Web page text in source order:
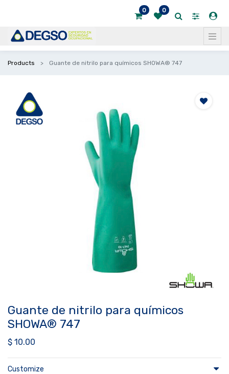
0 0
Products Guante de nitrilo para químicos SHOWA® 747
Guante de nitrilo para químicos
SHOWA® 747
$ 10.00
Customize